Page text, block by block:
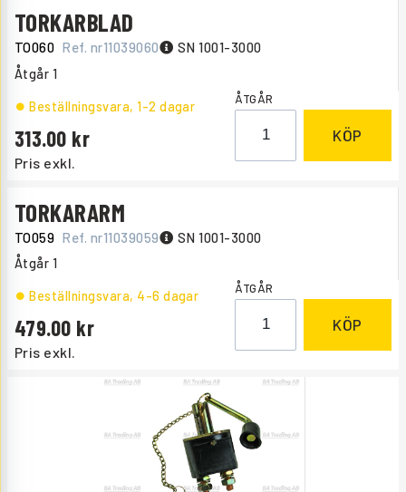
TORKARBLAD
TO060 Ref. nr11039060 SN 1001-3000
Åtgår 1
Pris exkl.
313.00
Beställningsvara, 1-2 dagar ÅTGÅR
KÖP
TORKARARM
TO059 Ref. nr11039059 SN 1001-3000
Åtgår 1
Pris exkl.
479.00
Beställningsvara, 4-6 dagar ÅTGÅR
KÖP